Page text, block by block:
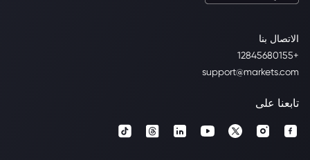
الاتصال بنا
+12845680155
support@markets.com
تابعنا على